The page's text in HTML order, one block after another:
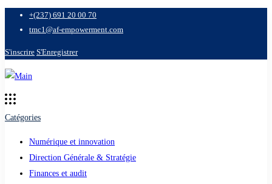
+(237) 691 20 00 70
tmc1@af-empowerment.com
S'inscrire S'Enregistrer
Catégories
Numérique et innovation
Direction Générale & Stratégie
Finances et audit